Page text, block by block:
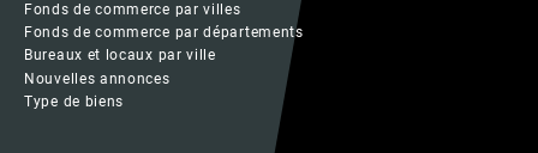
Fonds de commerce par villes
Fonds de commerce par départements
Bureaux et locaux par ville
Nouvelles annonces
Type de biens